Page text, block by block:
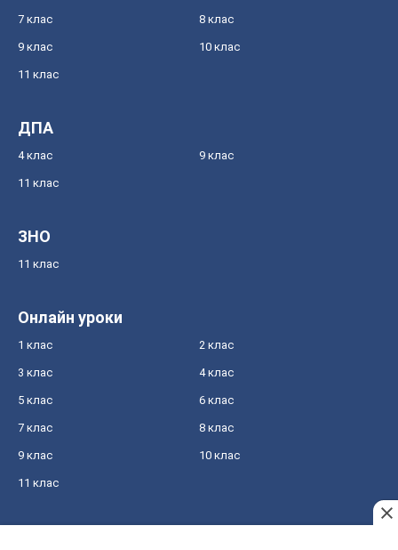
7 клас 8 клас
9 клас 10 клас
11 клас
ДПА
4 клас 9 клас
11 клас
ЗНО
11 клас
Онлайн уроки
1 клас 2 клас
3 клас 4 клас
5 клас 6 клас
7 клас 8 клас
9 клас 10 клас
11 клас